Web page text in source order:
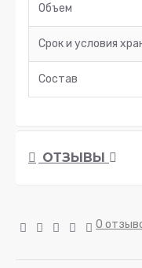
Объем
Срок и условия
Состав
ОТЗЫВЫ
0